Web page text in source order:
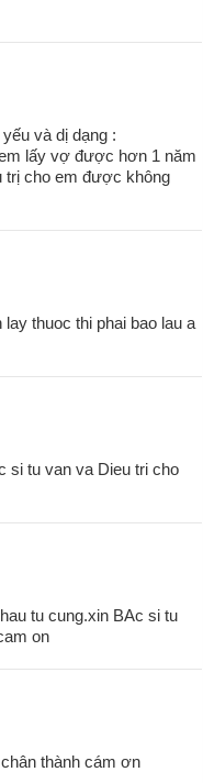
và dị dạng :
lấy vợ được hơn 1 năm
trị cho em được không
thuoc thi phai bao lau a
si tu van va Dieu tri cho
tu cung.xin BAc si tu
on
thành cám ơn